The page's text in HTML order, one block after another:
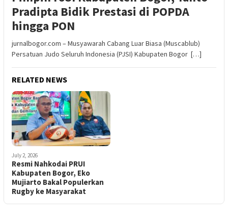
Pradipta Bidik Prestasi di POPDA
hingga PON
jurnalbogor.com – Musyawarah Cabang Luar Biasa (Muscablub)
Persatuan Judo Seluruh Indonesia (PJSI) Kabupaten Bogor […]
RELATED NEWS
July 2, 2026
Resmi Nahkodai PRUI
Kabupaten Bogor, Eko
Mujiarto Bakal Populerkan
Rugby ke Masyarakat